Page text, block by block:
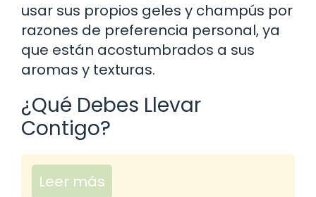
usar sus propios geles y champús por
razones de preferencia personal, ya
que están acostumbrados a sus
aromas y texturas.
¿Qué Debes Llevar
Contigo?
Leer más